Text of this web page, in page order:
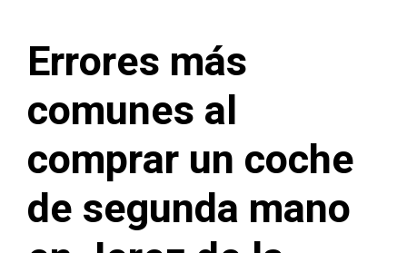
Errores más
comunes al
comprar un coche
de segunda mano